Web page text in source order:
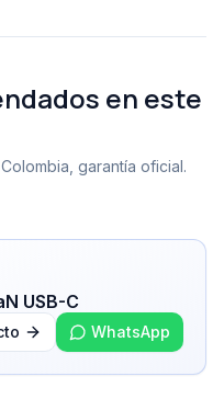
en este
garantía oficial.
USB-C
WhatsApp